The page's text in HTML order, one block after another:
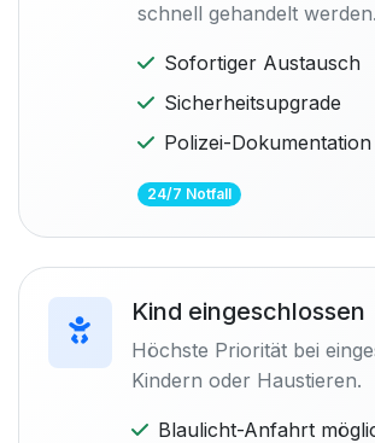
schnell gehandelt werden.
Sofortiger Austausch
Sicherheitsupgrade
Polizei-Dokumentation
24/7 Notfall
Kind eingeschlossen
Höchste Priorität bei
Kindern oder Haustieren.
Blaulicht-Anfahrt